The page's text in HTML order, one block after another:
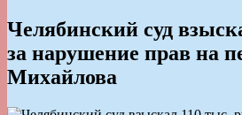
Челябинский суд
за нарушение прав на
Михайлова